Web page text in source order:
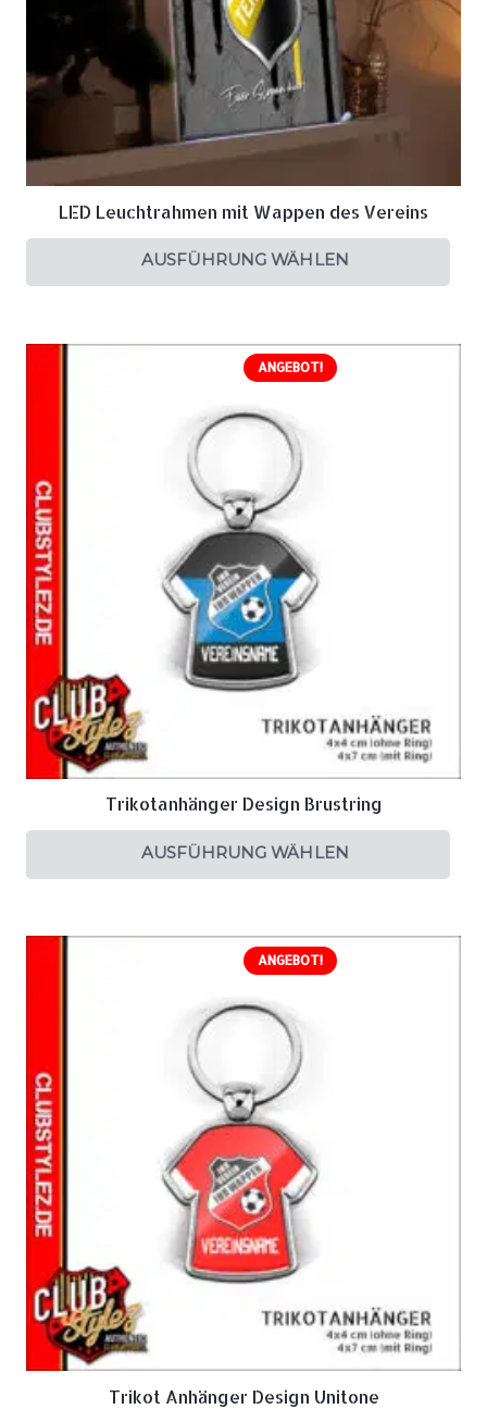
LED Leuchtrahmen mit Wappen des Vereins
AUSFÜHRUNG WÄHLEN
ANGEBOT!
Trikotanhänger Design Brustring
AUSFÜHRUNG WÄHLEN
ANGEBOT!
Trikot Anhänger Design Unitone